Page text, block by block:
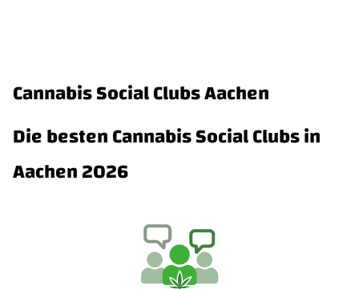
Cannabis Social Clubs Aachen
Die besten Cannabis Social Clubs in
Aachen 2026